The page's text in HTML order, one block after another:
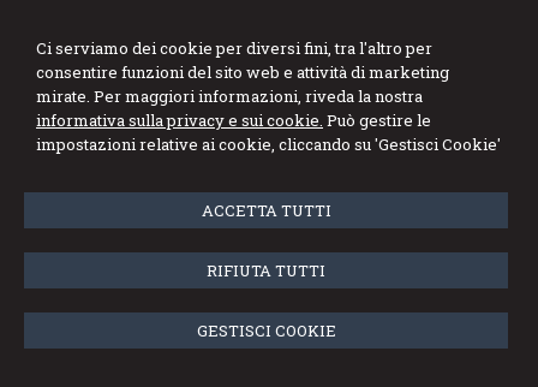
Ci serviamo dei cookie per diversi fini, tra l'altro per
consentire funzioni del sito web e attività di marketing
mirate. Per maggiori informazioni, riveda la nostra
informativa sulla privacy e sui cookie. Può gestire le
impostazioni relative ai cookie, cliccando su 'Gestisci Cookie'
ACCETTA TUTTI
RIFIUTA TUTTI
GESTISCI COOKIE
Stefano Marini
Dottore Commercialista Revisore Legale
Operazioni straordinarie d'impresa
Assistiamo imprese industriali e commerciali nella pianificazione
di operazioni societarie straordinarie dirette a migliorare la